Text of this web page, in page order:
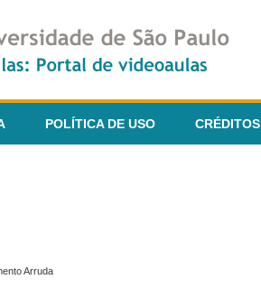
POLÍTICA DE USO CRÉDITOS
Arruda